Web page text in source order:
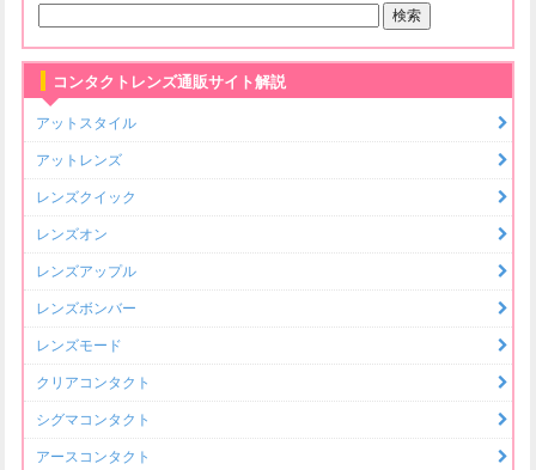
コンタクトレンズ通販サイト解説
アットスタイル
アットレンズ
レンズクイック
レンズオン
レンズアップル
レンズボンバー
レンズモード
クリアコンタクト
シグマコンタクト
アースコンタクト